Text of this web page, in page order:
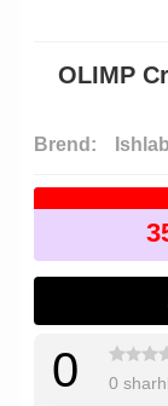
OLIMP
Brend:
0 0